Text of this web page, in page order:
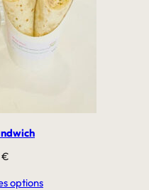
€
options